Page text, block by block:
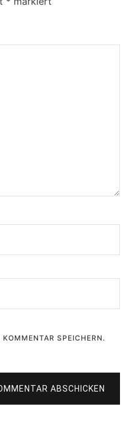
SPEICHERN.
ABSCHICKEN